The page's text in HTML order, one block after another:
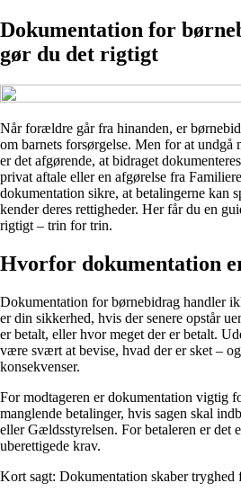
Dokumentation for
gør du det rigtigt
Når forældre går fra hinanden, er
om barnets forsørgelse. Men for at undgå
er det afgørende, at bidraget
privat aftale eller en afgørelse fra
dokumentation sikre, at betalingerne kan
kender deres rettigheder. Her får du en
rigtigt – trin for trin.
Hvorfor dokumentation
Dokumentation for børnebidrag handler
er din sikkerhed, hvis der senere opstår
er betalt, eller hvor meget der er betalt.
være svært at bevise, hvad der er sket –
konsekvenser.
For modtageren er dokumentation vigtig
manglende betalinger, hvis sagen skal
eller Gældsstyrelsen. For betaleren er det
uberettigede krav.
Kort sagt: Dokumentation skaber tryghed